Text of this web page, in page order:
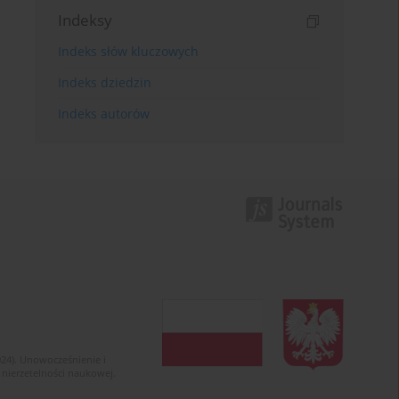
Indeksy
Indeks słów kluczowych
Indeks dziedzin
Indeks autorów